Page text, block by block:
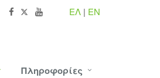
ΕΛ | EN
Πληροφορίες